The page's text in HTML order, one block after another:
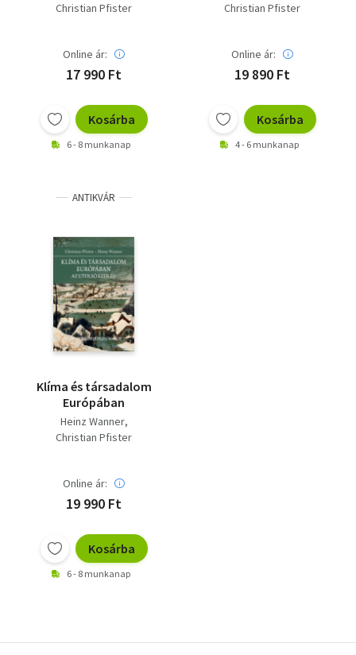
Christian Pfister
Online ár:
17 990 Ft
Kosárba
6 - 8 munkanap
Christian Pfister
Online ár:
19 890 Ft
Kosárba
4 - 6 munkanap
ANTIKVÁR
Klíma és társadalom
Európában
Heinz Wanner
Christian Pfister
Online ár:
19 990 Ft
Kosárba
6 - 8 munkanap